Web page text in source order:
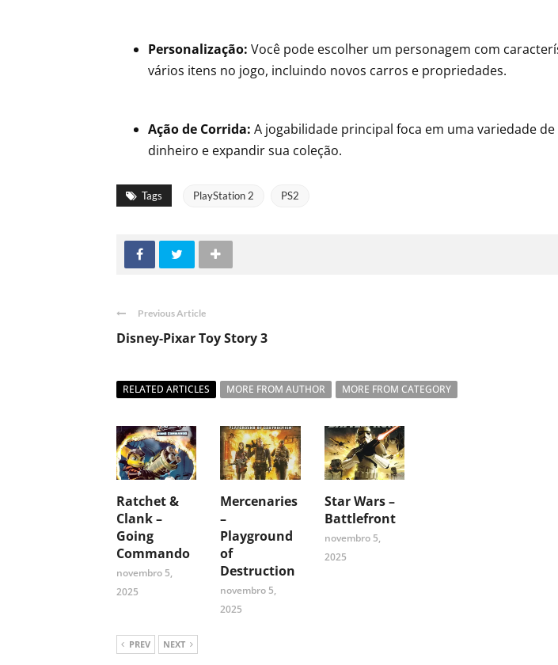
Personalização: Você pode escolher um personagem com
vários itens no jogo, incluindo novos carros e propriedades.
Ação de Corrida: A jogabilidade principal foca em uma variedade
dinheiro e expandir sua coleção.
Tags PlayStation 2 PS2
Previous Article
Disney-Pixar Toy Story 3
RELATED ARTICLES MORE FROM AUTHOR MORE FROM CATEGORY
Ratchet &
Clank –
Going
Commando
novembro 5,
2025
Mercenaries
–
Playground
of
Destruction
novembro 5,
2025
Star Wars –
Battlefront
novembro 5,
2025
PREV NEXT